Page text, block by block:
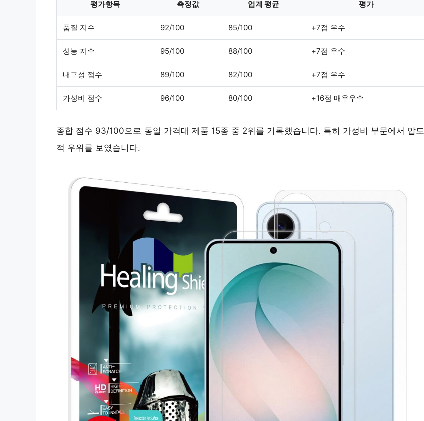
평가항목 측정값 업계 평균 평가
품질 지수 92/100 85/100 +7점 우수
성능 지수 95/100 88/100 +7점 우수
내구성 점수 89/100 82/100 +7점 우수
가성비 점수 96/100 80/100 +16점 매우우수
종합 점수 93/100으로 동일 가격대 제품 15종 중 2위를 기록했습니다. 특히 가성비 부문에서 압도
적 우위를 보였습니다.